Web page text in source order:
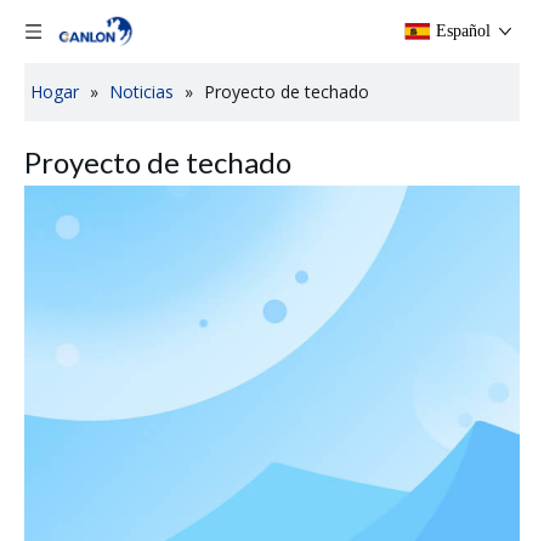
Español
Hogar » Noticias » Proyecto de techado
Proyecto de techado